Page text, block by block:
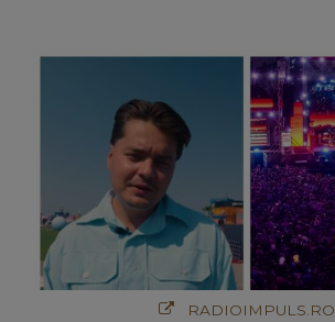
RADIOIMPULS.RO